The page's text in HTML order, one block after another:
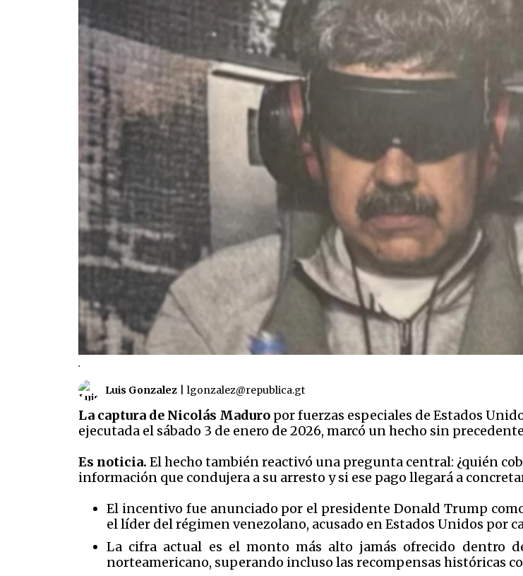
.
Luis Gonzalez lgonzalez@republica.gt
La captura de Nicolás Maduro por fuerzas especiales de Estados
ejecutada el sábado 3 de enero de 2026, marcó un hecho sin
Es noticia. El hecho también reactivó una pregunta central: ¿quién
información que condujera a su arresto y si ese pago llegará a
El incentivo fue anunciado por el presidente Donald Trump
el líder del régimen venezolano, acusado en Estados Unidos por
La cifra actual es el monto más alto jamás ofrecido dentro
norteamericano, superando incluso las recompensas históricas